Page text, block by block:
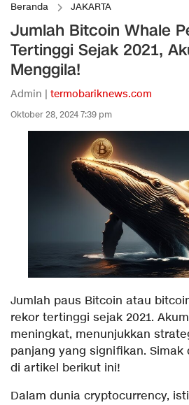
Beranda JAKARTA
Jumlah Bitcoin Whale
Tertinggi Sejak 2021,
Menggila!
Admin | termobariknews.com
Oktober 28, 2024 7:39 pm
Jumlah paus Bitcoin atau
rekor tertinggi sejak 2021.
meningkat, menunjukkan
panjang yang signifikan.
di artikel berikut ini!
Dalam dunia cryptocurrency,